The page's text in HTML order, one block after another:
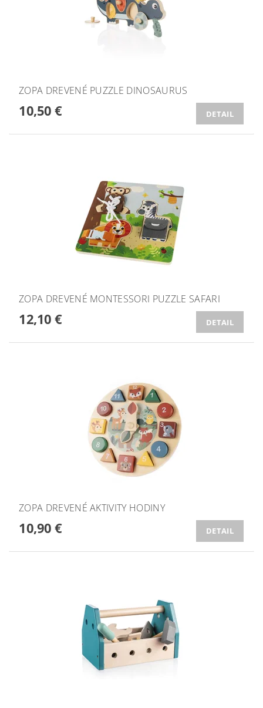
ZOPA DREVENÉ PUZZLE DINOSAURUS
10,50 € DETAIL
ZOPA DREVENÉ MONTESSORI PUZZLE SAFARI
12,10 € DETAIL
ZOPA DREVENÉ AKTIVITY HODINY
10,90 € DETAIL